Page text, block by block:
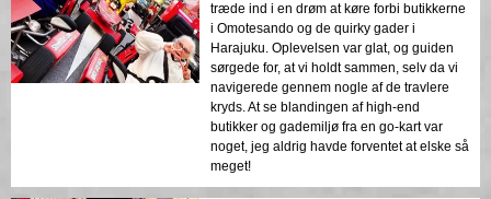
træde ind i en drøm at køre forbi butikkerne
i Omotesando og de quirky gader i
Harajuku. Oplevelsen var glat, og guiden
sørgede for, at vi holdt sammen, selv da vi
navigerede gennem nogle af de travlere
kryds. At se blandingen af high-end
butikker og gademiljø fra en go-kart var
noget, jeg aldrig havde forventet at elske så
meget!